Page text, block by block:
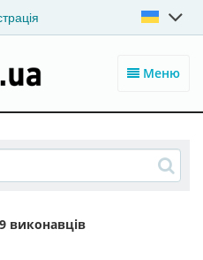
Меню
виконавців